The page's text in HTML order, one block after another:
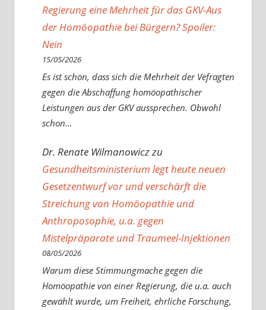
Regierung eine Mehrheit für das GKV-Aus
der Homöopathie bei Bürgern? Spoiler:
Nein
15/05/2026
Es ist schön, dass sich die Mehrheit der Vefragten
gegen die Abschaffung homöopathischer
Leistungen aus der GKV aussprechen. Obwohl
schon…
Dr. Renate Wilmanowiczzu
Gesundheitsministerium legt heute neuen
Gesetzentwurf vor und verschärft die
Streichung von Homöopathie und
Anthroposophie, u.a. gegen
Mistelpräparate und Traumeel-Injektionen
08/05/2026
Warum diese Stimmungmache gegen die
Homöopathie von einer Regierung, die u.a. auch
gewählt wurde, um Freiheit, ehrliche Forschung,